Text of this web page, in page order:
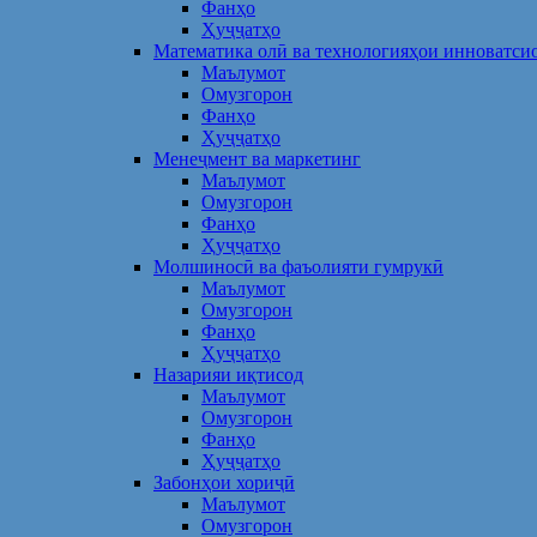
Фанҳо
Ҳуҷҷатҳо
Математика олӣ ва технологияҳои
Маълумот
Омузгорон
Фанҳо
Ҳуҷҷатҳо
Менеҷмент ва маркетинг
Маълумот
Омузгорон
Фанҳо
Ҳуҷҷатҳо
Молшиносӣ ва фаъолияти гумрукӣ
Маълумот
Омузгорон
Фанҳо
Ҳуҷҷатҳо
Назарияи иқтисод
Маълумот
Омузгорон
Фанҳо
Ҳуҷҷатҳо
Забонҳои хориҷӣ
Маълумот
Омузгорон